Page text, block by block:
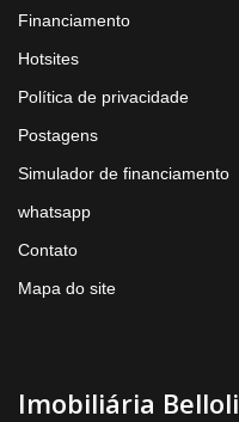
Financiamento
Hotsites
Política de privacidade
Postagens
Simulador de financiamento
whatsapp
Contato
Mapa do site
Imobiliária Belloli